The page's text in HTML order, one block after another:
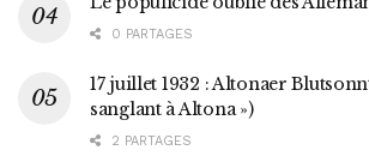
0 PARTAGES
17 juillet 1932 : Altonaer
sanglant à Altona »)
2 PARTAGES